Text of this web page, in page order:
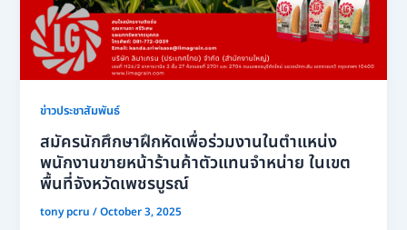
ข่าวประชาสัมพันธ์
สมัครนักศึกษาฝึกหัดเพื่อร่วมงานในตำแหน่ง
พนักงานขายหน้าร้านค้าตัวแทนจำหน่าย ในเขต
พื้นที่จังหวัดเพชรบูรณ์
tony pcru/October 3, 2025